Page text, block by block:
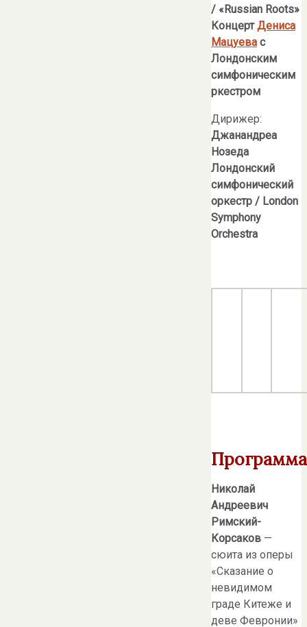
/ «Russian Roots»
КонцертДениса
Мацуева с
Лондонским
симфоническим
ркестром
Дирижер:
Джанандреа
Нозеда
Лондонский
симфонический
оркестр / London
Symphony
Orchestra
Программа
Николай
Андреевич
Римский-
Корсаков —
сюита из оперы
«Сказание о
невидимом
граде Китеже и
деве Февронии»